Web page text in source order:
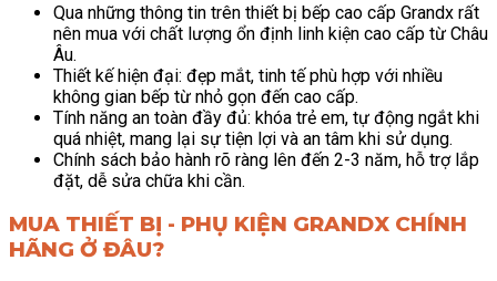
Qua những thông tin trên thiết bị bếp cao cấp Grandx rất
nên mua với chất lượng ổn định linh kiện cao cấp từ Châu
Âu.
Thiết kế hiện đại: đẹp mắt, tinh tế phù hợp với nhiều
không gian bếp từ nhỏ gọn đến cao cấp.
Tính năng an toàn đầy đủ: khóa trẻ em, tự động ngắt khi
quá nhiệt, mang lại sự tiện lợi và an tâm khi sử dụng.
Chính sách bảo hành rõ ràng lên đến 2-3 năm, hỗ trợ lắp
đặt, dễ sửa chữa khi cần.
MUA THIẾT BỊ - PHỤ KIỆN GRANDX CHÍNH
HÃNG Ở ĐÂU?